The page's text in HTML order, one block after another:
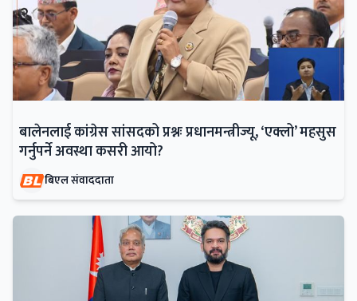
बालेनलाई कांग्रेस सांसदको प्रश्नः प्रधानमन्त्रीज्यू, ‘एक्लो’ महसुस
गर्नुपर्ने अवस्था कसरी आयो?
बिएल संवाददाता